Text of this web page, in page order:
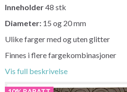
Inneholder48 stk
Diameter: 15 og 20 mm
Ulike farger med og uten glitter
Finnes i flere fargekombinasjoner
Vis full beskrivelse